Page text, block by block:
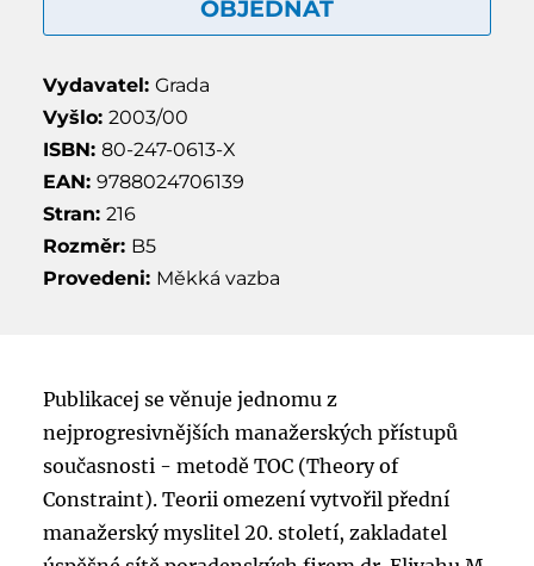
OBJEDNAT
Vydavatel: Grada
Vyšlo: 2003/00
ISBN: 80-247-0613-X
EAN: 9788024706139
Stran: 216
Rozměr: B5
Provedeni: Měkká vazba
Publikacej se věnuje jednomu z
nejprogresivnějších manažerských přístupů
současnosti - metodě TOC (Theory of
Constraint). Teorii omezení vytvořil přední
manažerský myslitel 20. století, zakladatel